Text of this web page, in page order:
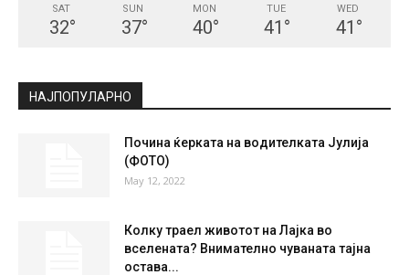
SAT
32°
SUN
37°
MON
40°
TUE
41 °
WED
41 °
НАЈПОПУЛАРНО
Почина ќерката на водителката Јулија
(ФОТО)
May 12, 2022
Колку траел животот на Лајка во
вселената? Внимателно чуваната тајна
остава...